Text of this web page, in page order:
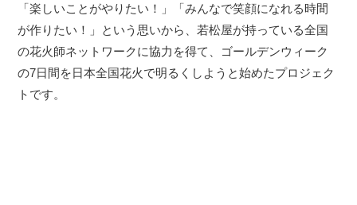
「楽しいことがやりたい！」「みんなで笑顔になれる時間
が作りたい！」という思いから、若松屋が持っている全国
の花火師ネットワークに協力を得て、ゴールデンウィーク
の7日間を日本全国花火で明るくしようと始めたプロジェク
トです。